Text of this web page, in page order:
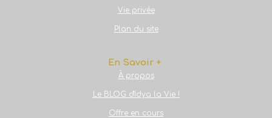
Vie privée
Plan du site
En Savoir +
À propos
Le BLOG d'Idya la Vie !
Offre en cours